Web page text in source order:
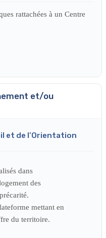
rattachées à un Centre
et/ou
et de l’Orientation
dans
des
mettant en
du territoire.